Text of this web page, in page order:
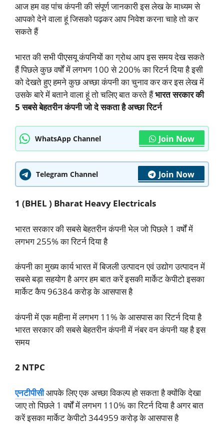
आज हम वह पांच कंपनी की संपूर्ण जानकारी इस लेख के माध्यम से
आपको देने वाला हूं जिसको पढ़कर आप निवेश करना चाहे तो कर
सकते हैं
भारत की सभी पीएसयू कंपनियों का ग्रोथ आप इस समय देख सकते
हैं पिछले कुछ वर्षों में लगभग 100 से 200% का रिटर्न दिया है इसी
को देखते हुए हमने कुछ अच्छा कंपनी का चुनाव कर कर इस लेख में
उसके बारे में बताने वाला हूं तो चलिए बात करते हैंभारत सरकार की
5 सबसे बेहतरीन कंपनी जो दे सकता है अच्छा रिटर्न
WhatsApp Channel Join Now
Telegram Channel Join Now
1 (BHEL ) Bharat Heavy Electricals
भारत सरकार की सबसे बेहतरीन कंपनी भेल जो पिछले 1 वर्षों में
लगभग 255% का रिटर्न दिया है
कंपनी का मुख्य कार्य भारत में बिजली उत्पादन एवं उद्योग उत्पादन में
सबसे बड़ा सहयोग है अगर हम बात करें इसकी मार्केट केपीटो इसका
मार्केट कैप 96384 करोड़ के आसपास है
कंपनी में एक महीना में लगभग 11% के आसपास का रिटर्न दिया है
भारत सरकार की सबसे बेहतरीन कंपनी में नंबर वन कंपनी यह है इस
समय
2 NTPC
एनटीपीसीआपके लिए एक अच्छा विकल्प हो सकता है क्योंकि देखा
जाए तो पिछले 1 वर्षों में लगभग 110% का रिटर्न दिया है अगर बात
करें इसका मार्केट केपीटो 344959 करोड़ के आसपास है